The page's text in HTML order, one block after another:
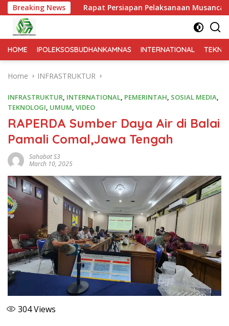
Breaking News
Rapat Persiapan Pelaksanaan Musancab DPAC PKB se
HOME IPOLEKSOSBUDHANKAMNAS INTERNATIONAL
Home INFRASTRUKTUR
INFRASTRUKTUR, INTERNATIONAL, PEMERINTAH, SOSIAL MEDIA,
TEKNOLOGI, UMUM, VIDEO
RAPERDA Sumber Daya Air di Balai
Pamali Comal,Jawa Tengah
Sahabat S3
March 10, 2025
304Views